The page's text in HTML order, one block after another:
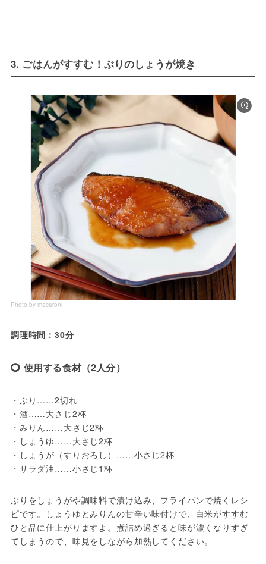
3. ごはんがすすむ！ぶりのしょうが焼き
Photo by macaroni
調理時間：30分
使用する食材（2人分）
・ぶり……2切れ
・酒……大さじ2杯
・みりん……大さじ2杯
・しょうゆ……大さじ2杯
・しょうが（すりおろし）……小さじ2杯
・サラダ油……小さじ1杯
ぶりをしょうがや調味料で漬け込み、フライパンで焼くレシ
ピです。しょうゆとみりんの甘辛い味付けで、白米がすすむ
ひと品に仕上がりますよ。煮詰め過ぎると味が濃くなりすぎ
てしまうので、味見をしながら加熱してください。